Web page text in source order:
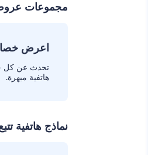
مجموعات عروض
اعرض
تحدث عن كل
هاتفية مبهرة.
نماذج هاتفية